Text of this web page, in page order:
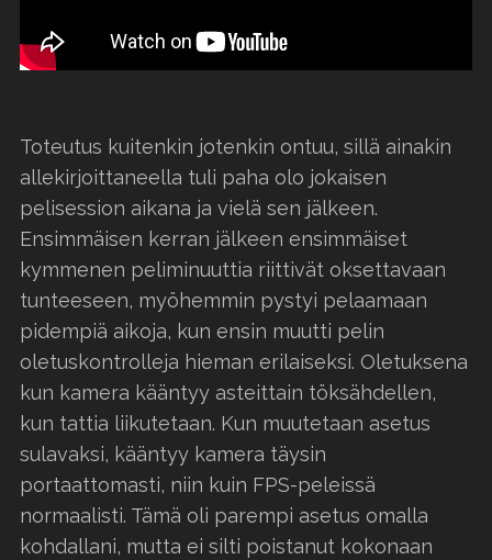
Toteutus kuitenkin jotenkin ontuu, sillä ainakin
allekirjoittaneella tuli paha olo jokaisen
pelisession aikana ja vielä sen jälkeen.
Ensimmäisen kerran jälkeen ensimmäiset
kymmenen peliminuuttia riittivät oksettavaan
tunteeseen, myöhemmin pystyi pelaamaan
pidempiä aikoja, kun ensin muutti pelin
oletuskontrolleja hieman erilaiseksi. Oletuksena
kun kamera kääntyy asteittain töksähdellen,
kun tattia liikutetaan. Kun muutetaan asetus
sulavaksi, kääntyy kamera täysin
portaattomasti, niin kuin FPS-peleissä
normaalisti. Tämä oli parempi asetus omalla
kohdallani, mutta ei silti poistanut kokonaan